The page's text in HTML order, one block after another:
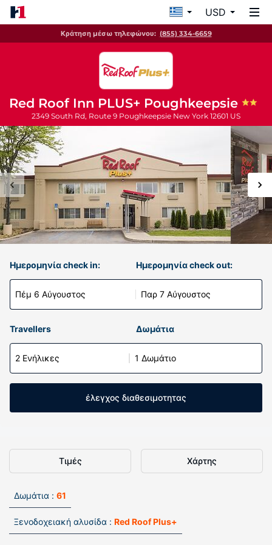
USD
Κράτηση μέσω τηλεφώνου: (855) 334-6659
Red Roof Inn PLUS+ Poughkeepsie
2349 South Rd, Route 9 Poughkeepsie New York 12601 US
Ημερομηνία check in:
Πέμ 6 Αύγουστος
Ημερομηνία check out:
Παρ 7 Αύγουστος
Travellers Δωμάτια
2 Ενήλικες 1 Δωμάτιο
έλεγχος διαθεσιμοτητας
Τιμές Χάρτης
Δωμάτια : 61
Ξενοδοχειακή αλυσίδα : Red Roof Plus+